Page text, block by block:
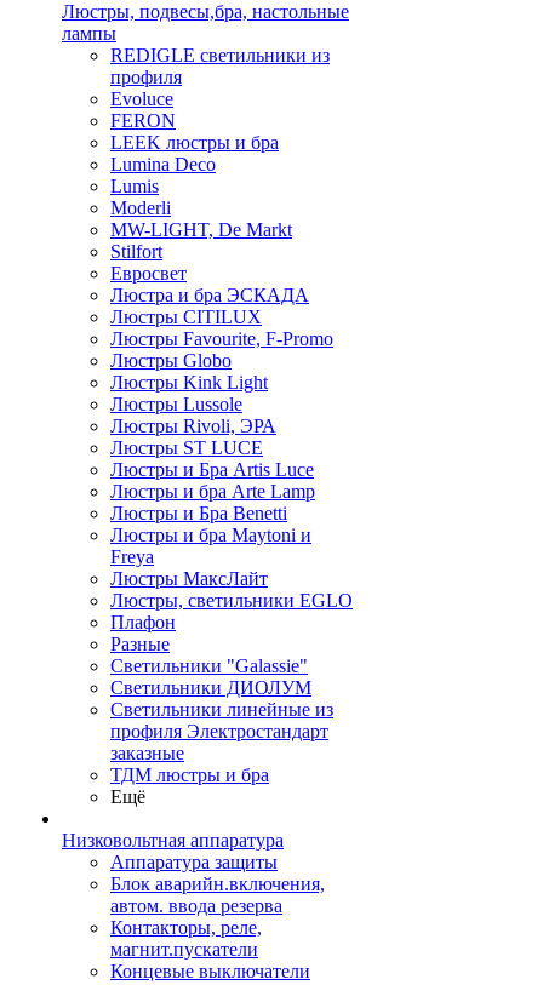
Люстры, подвесы,бра, настольные
лампы
REDIGLE светильники из
профиля
Evoluce
FERON
LEEK люстры и бра
Lumina Deco
Lumis
Moderli
MW-LIGHT, De Markt
Stilfort
Евросвет
Люстра и бра ЭСКАДА
Люстры CITILUX
Люстры Favourite, F-Promo
Люстры Globo
Люстры Kink Light
Люстры Lussole
Люстры Rivoli, ЭРА
Люстры ST LUCE
Люстры и Бра Artis Luce
Люстры и бра Arte Lamp
Люстры и Бра Benetti
Люстры и бра Maytoni и
Freya
Люстры МаксЛайт
Люстры, светильники EGLO
Плафон
Разные
Светильники "Galassie"
Светильники ДИОЛУМ
Светильники линейные из
профиля Электростандарт
заказные
ТДМ люстры и бра
Ещё
Низковольтная аппаратура
Аппаратура защиты
Блок аварийн.включения,
автом. ввода резерва
Контакторы, реле,
магнит.пускатели
Концевые выключатели